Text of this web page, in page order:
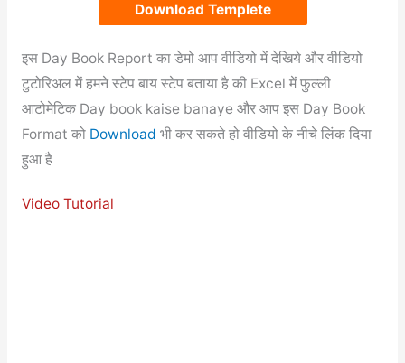
Download Templete
इस Day Book Report का डेमो आप वीडियो में देखिये और वीडियो
टुटोरिअल में हमने स्टेप बाय स्टेप बताया है की Excel में फुल्ली
आटोमेटिक Day book kaise banaye और आप इस Day Book
Format को Download भी कर सकते हो वीडियो के नीचे लिंक दिया
हुआ है
Video Tutorial